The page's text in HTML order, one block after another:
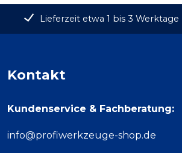
Lieferzeit etwa 1 bis 3 Werktage
Kontakt
Kundenservice & Fachberatung:
info@profiwerkzeuge-shop.de